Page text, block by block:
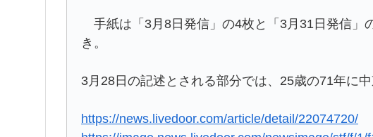
手紙は「3月8日発信」の4枚と「3月31日発信」
き。
3月28日の記述とされる部分では、25歳の71年に
https://news.livedoor.com/article/detail/22074720/